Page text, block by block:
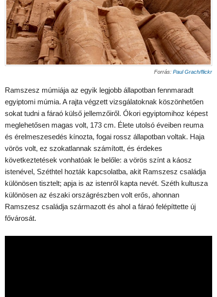
Forrás: Paul Grach/flickr
Ramszesz múmiája az egyik legjobb állapotban fennmaradt
egyiptomi múmia. A rajta végzett vizsgálatoknak köszönhetően
sokat tudni a fáraó külső jellemzőiről. Ókori egyiptomihoz képest
meglehetősen magas volt, 173 cm. Élete utolsó éveiben reuma
és érelmeszesedés kínozta, fogai rossz állapotban voltak. Haja
vörös volt, ez szokatlannak számított, és érdekes
következtetések vonhatóak le belőle: a vörös színt a káosz
istenével, Széthtel hozták kapcsolatba, akit Ramszesz családja
különösen tisztelt; apja is az istenről kapta nevét. Széth kultusza
különösen az északi országrészben volt erős, ahonnan
Ramszesz családja származott és ahol a fáraó felépíttette új
fővárosát.